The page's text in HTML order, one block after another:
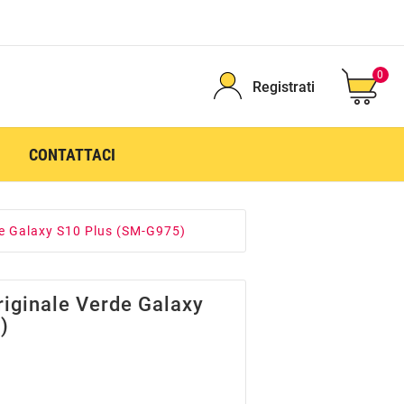
Registrati
0
CONTATTACI
Galaxy S10 Plus (SM-G975)
Verde Galaxy